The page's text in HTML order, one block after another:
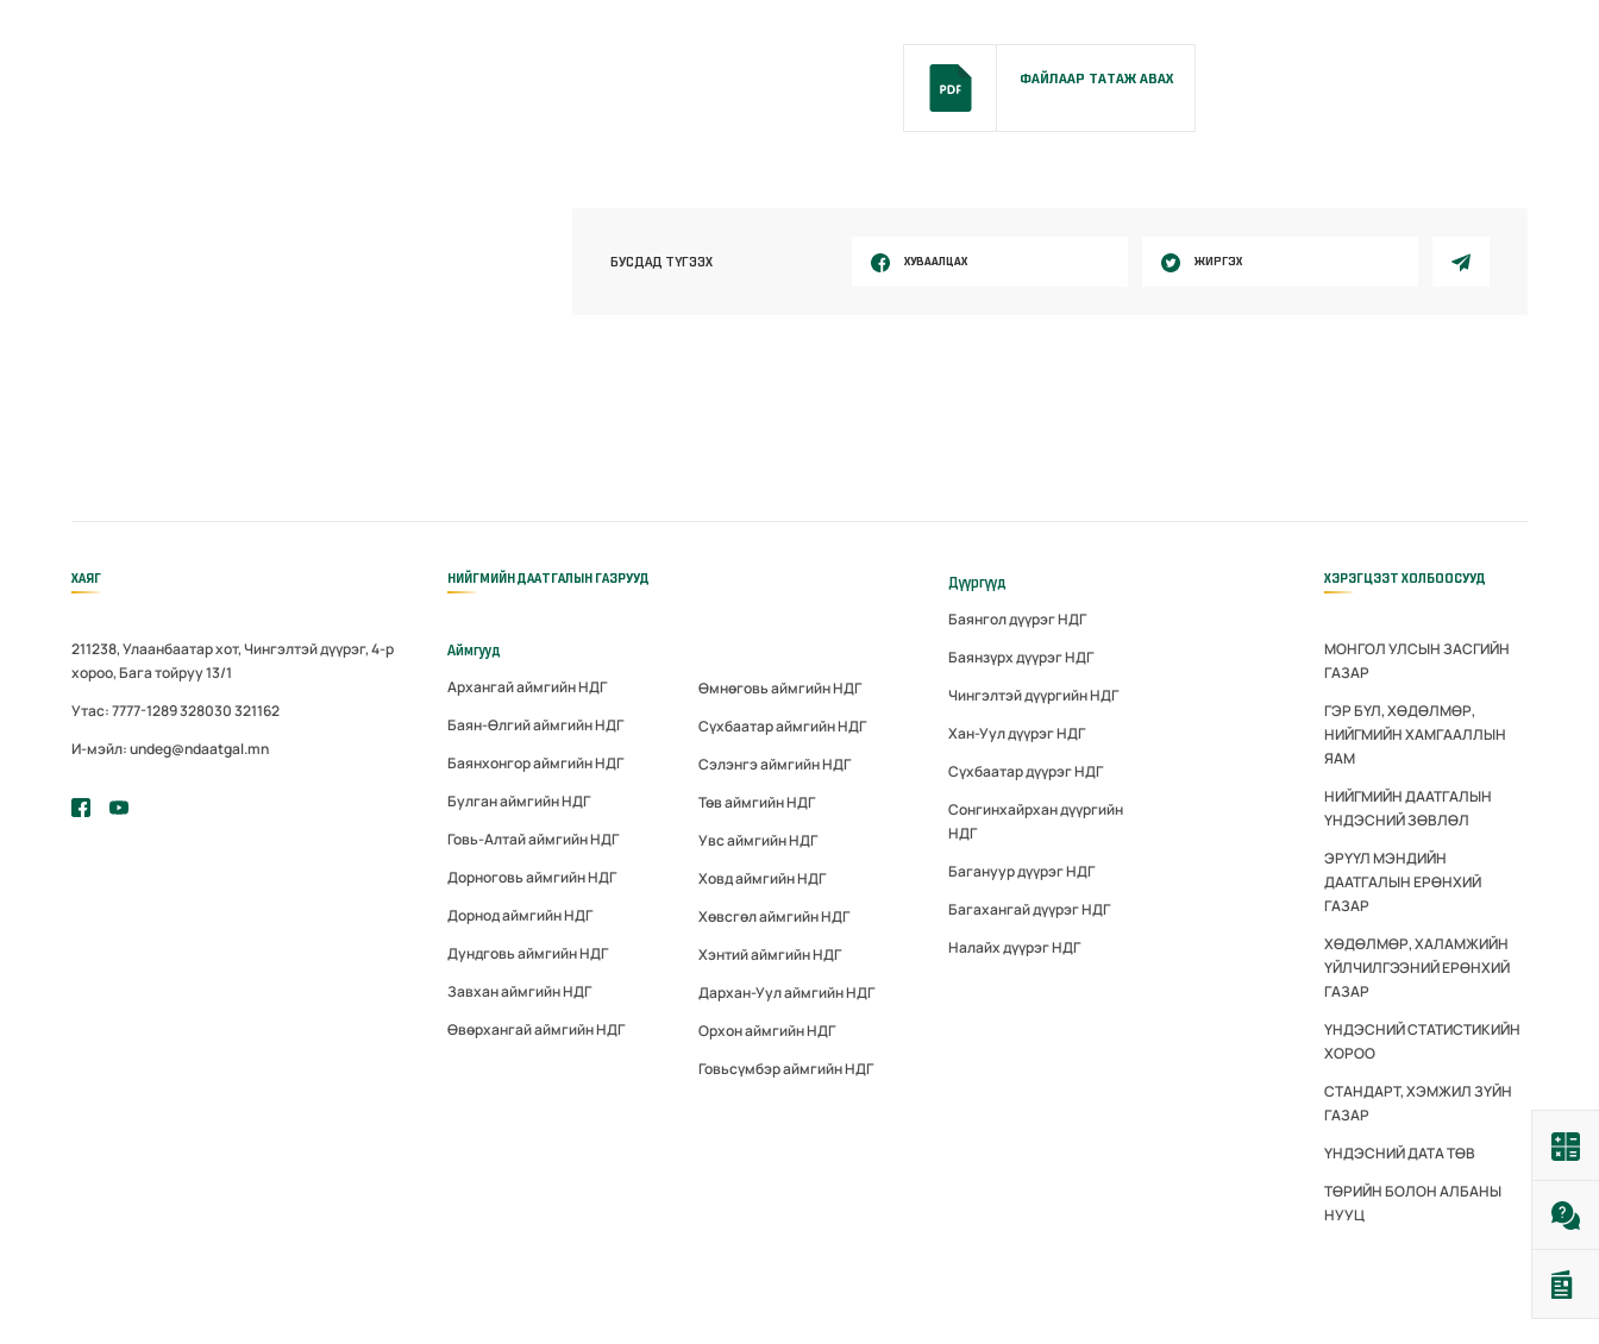
ФАЙЛААР ТАТАЖ АВАХ
БУСДАД ТҮГЭЭХ ХУВААЛЦАХ ЖИРГЭХ
ХАЯГ
211238, Улаанбаатар хот, Чингэлтэй дүүрэг, 4-р
хороо, Бага тойруу 13/1
Утас: 7777-1289 328030 321162
И-мэйл: undeg@ndaatgal.mn
НИЙГМИЙН ДААТГАЛЫН ГАЗРУУД
Аймгууд
Архангай аймгийн НДГ
Баян-Өлгий аймгийн НДГ
Баянхонгор аймгийн НДГ
Булган аймгийн НДГ
Говь-Алтай аймгийн НДГ
Дорноговь аймгийн НДГ
Дорнод аймгийн НДГ
Дундговь аймгийн НДГ
Завхан аймгийн НДГ
Өвөрхангай аймгийн НДГ
Өмнөговь аймгийн НДГ
Сүхбаатар аймгийн НДГ
Сэлэнгэ аймгийн НДГ
Төв аймгийн НДГ
Увс аймгийн НДГ
Ховд аймгийн НДГ
Хөвсгөл аймгийн НДГ
Хэнтий аймгийн НДГ
Дархан-Уул аймгийн НДГ
Орхон аймгийн НДГ
Говьсүмбэр аймгийн НДГ
Дүүргүүд
Баянгол дүүрэг НДГ
Баянзүрх дүүрэг НДГ
Чингэлтэй дүүргийн НДГ
Хан-Уул дүүрэг НДГ
Сүхбаатар дүүрэг НДГ
Сонгинхайрхан дүүргийн
НДГ
Багануур дүүрэг НДГ
Багахангай дүүрэг НДГ
Налайх дүүрэг НДГ
ХЭРЭГЦЭЭТ ХОЛБООСУУД
МОНГОЛ УЛСЫН ЗАСГИЙН
ГАЗАР
ГЭР БҮЛ, ХӨДӨЛМӨР,
НИЙГМИЙН ХАМГААЛЛЫН
ЯАМ
НИЙГМИЙН ДААТГАЛЫН
ҮНДЭСНИЙ ЗӨВЛӨЛ
ЭРҮҮЛ МЭНДИЙН
ДААТГАЛЫН ЕРӨНХИЙ
ГАЗАР
ХӨДӨЛМӨР, ХАЛАМЖИЙН
ҮЙЛЧИЛГЭЭНИЙ ЕРӨНХИЙ
ГАЗАР
ҮНДЭСНИЙ СТАТИСТИКИЙН
ХОРОО
СТАНДАРТ, ХЭМЖИЛ ЗҮЙН
ГАЗАР
ҮНДЭСНИЙ ДАТА ТӨВ
ТӨРИЙН БОЛОН АЛБАНЫ
НУУЦ